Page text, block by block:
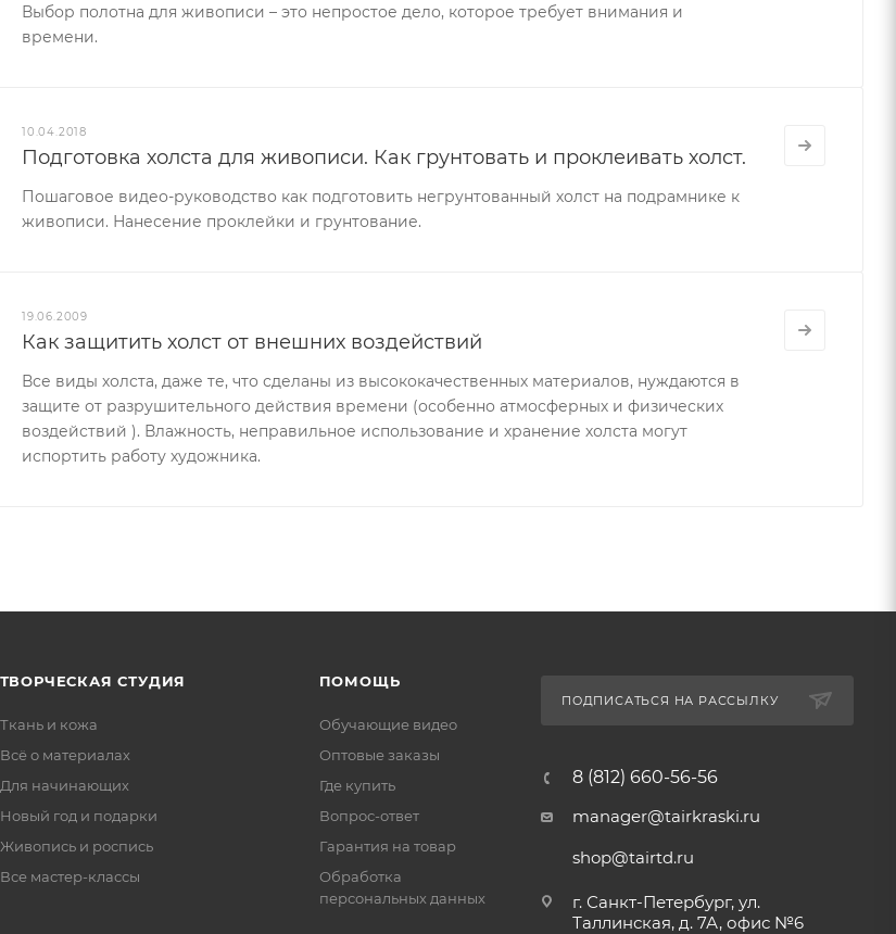
Выбор полотна для живописи – это непростое дело, которое требует внимания и
времени.
10.04.2018
Подготовка холста для живописи. Как грунтовать и проклеивать холст.
Пошаговое видео-руководство как подготовить негрунтованный холст на подрамнике к
живописи. Нанесение проклейки и грунтование.
19.06.2009
Как защитить холст от внешних воздействий
Все виды холста, даже те, что сделаны из высококачественных материалов, нуждаются в
защите от разрушительного действия времени (особенно атмосферных и физических
воздействий ). Влажность, неправильное использование и хранение холста могут
испортить работу художника.
ТВОРЧЕСКАЯ СТУДИЯ
Ткань и кожа
Всё о материалах
Для начинающих
Новый год и подарки
Живопись и роспись
Все мастер-классы
ПОМОЩЬ
Обучающие видео
Оптовые заказы
Где купить
Вопрос-ответ
Гарантия на товар
Обработка
персональных данных
ПОДПИСАТЬСЯ НА РАССЫЛКУ
8 (812) 660-56-56
manager@tairkraski.ru
shop@tairtd.ru
г. Санкт-Петербург, ул.
Таллинская, д. 7А, офис №6